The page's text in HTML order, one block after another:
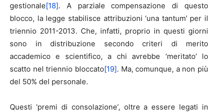
gestionale[18]. A parziale compensazione di questo
blocco, la legge stabilisce attribuzioni ‘una tantum’ per il
triennio 2011-2013. Che, infatti, proprio in questi giorni
sono in distribuzione secondo criteri di merito
accademico e scientifico, a chi avrebbe ‘meritato’ lo
scatto nel triennio bloccato[19]. Ma, comunque, a non più
del 50% del personale.
Questi ‘premi di consolazione’, oltre a essere legati in